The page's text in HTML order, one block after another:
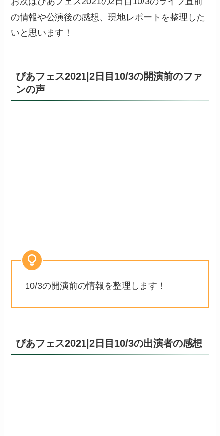
の情報や公演後の感想、現地レポートを整理した
いと思います！
ぴあフェス2021|2日目10/3の開演前のファ
ンの声
10/3の開演前の情報を整理します！
ぴあフェス2021|2日目10/3の出演者の感想